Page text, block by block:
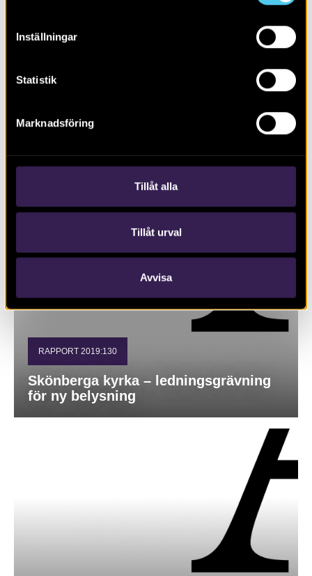
Inställningar
Statistik
Marknadsföring
Tillåt alla
Tillåt urval
Avvisa
RAPPORT 2019:74
Johannesborgsparken
RAPPORT 2019:130
Skönberga kyrka – ledningsgrävning
för ny belysning